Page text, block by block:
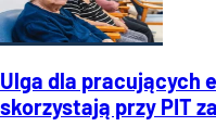
Ulga dla pracujących
skorzystają przy PIT